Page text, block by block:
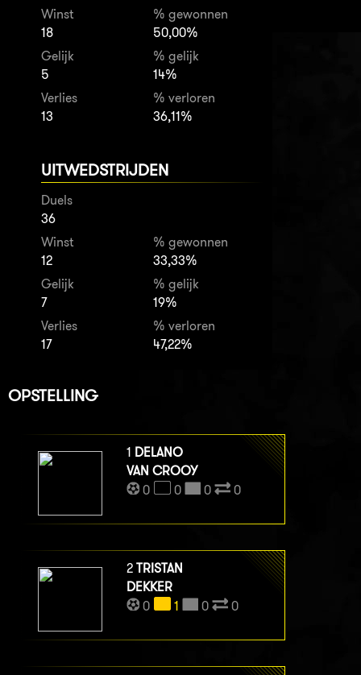
Winst
18
% gewonnen
50,00%
Gelijk
5
% gelijk
14%
Verlies
13
% verloren
36,11%
UITWEDSTRIJDEN
Duels
36
Winst
12
% gewonnen
33,33%
Gelijk
7
% gelijk
19%
Verlies
17
% verloren
47,22%
OPSTELLING
1 DELANO
VAN CROOY
0
0 0 0
2 TRISTAN
DEKKER
0
1 0 0